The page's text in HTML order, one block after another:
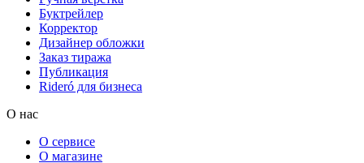
Буктрейлер
Корректор
Дизайнер обложки
Заказ тиража
Публикация
Rideró для бизнеса
О нас
О сервисе
О магазине